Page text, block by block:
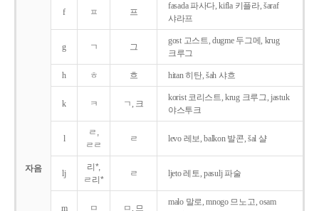
자음
f ㅍ 프
fasada 파사다, kifla 키플라, šaraf
샤라프
g ㄱ 그
gost 고스트, dugme 두그메, krug
크루그
h ㅎ 흐 hitan 히탄, šah 샤흐
k ㅋ ㄱ, 크
korist 코리스트, krug 크루그, jastuk
야스투크
l
ㄹ,
ㄹㄹ
ㄹ levo 레보, balkon 발콘, šal 샬
lj
리*,
ㄹ리*
ㄹ ljeto 레토, pasulj 파술
m ㅁ ㅁ, 므
malo 말로, mnogo 므노고, osam